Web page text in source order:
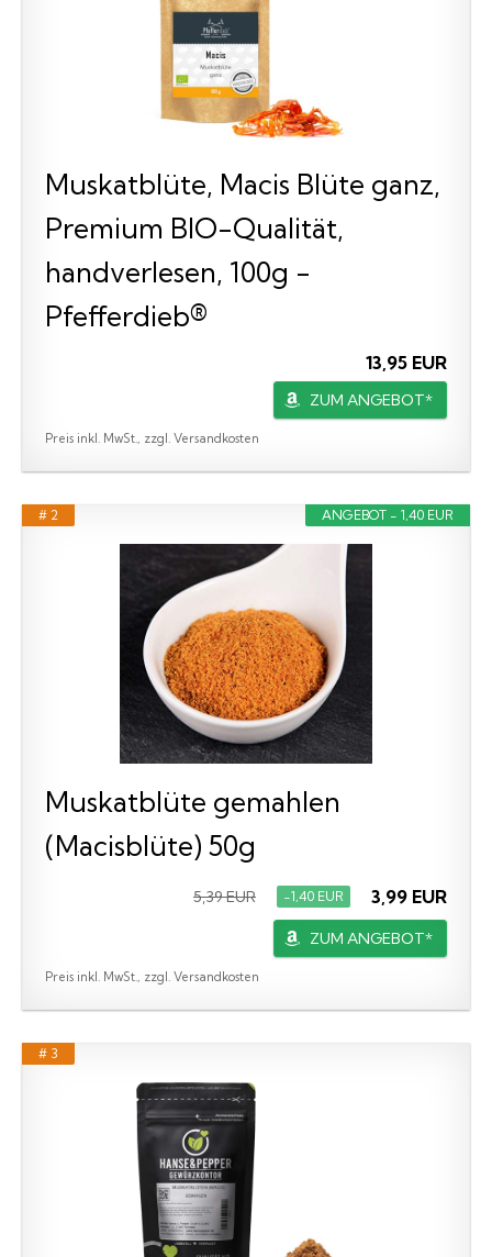
Muskatblüte, Macis Blüte ganz,
Premium BIO-Qualität,
handverlesen, 100g -
Pfefferdieb®
13,95 EUR
ZUM ANGEBOT*
Preis inkl. MwSt., zzgl. Versandkosten
ANGEBOT - 1,40 EUR
# 2
Muskatblüte gemahlen
(Macisblüte) 50g
5,39 EUR −1,40 EUR 3,99 EUR
ZUM ANGEBOT*
Preis inkl. MwSt., zzgl. Versandkosten
# 3